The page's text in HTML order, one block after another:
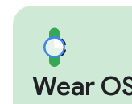
Wear